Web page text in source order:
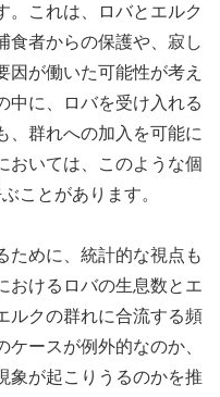
。これは、ロバとエルク
食者からの保護や、寂し
因が働いた可能性が考え
中に、ロバを受け入れる
、群れへの加入を可能に
おいては、このような個
ことがあります。
ために、統計的な視点も
おけるロバの生息数とエ
ルクの群れに合流する頻
ースが例外的なのか、
象が起こりうるのかを推